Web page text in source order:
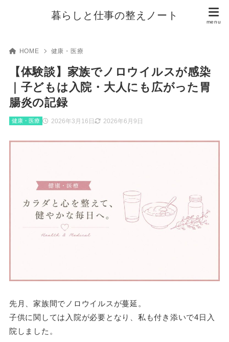
暮らしと仕事の整えノート
HOME 健康・医療
【体験談】家族でノロウイルスが感染
｜子どもは入院・大人にも広がった胃
腸炎の記録
2026年3月16日 2026年6月9日
健康・医療
先月、家族間でノロウイルスが蔓延。
子供に関しては入院が必要となり、私も付き添いで4日入
院しました。